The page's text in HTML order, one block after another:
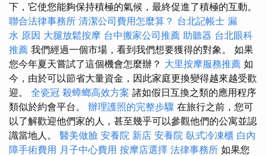
下，它使您能夠保持積極的氣候，最終促進了積極的互動。
聯合法律事務所 清潔公司費用怎麼算？ 台北記帳士 漏
水 原因 大腿放鬆按摩 台中搬家公司推薦 助聽器 台北眼科
推薦 我們經過一個市場，看到我們想要獲得的對象。 如果
您今年夏天嘗試了這個機會怎麼辦？ 大里按摩服務推薦 如
今，由於可以節省大量資金，因此家庭更換變得越來越受歡
迎。 全瓷冠 殺蟑螂高效方案 諸如假日互換之類的應用程序
類似於約會平台。 辦理護照的完整步驟 在旅行之前，您可
以了解歡迎他們家的人，甚至幾乎可以參觀他們的公寓並認
識當地人。 醫美做臉 安養院 新店 安養院 臥式冷凍櫃 白內
障手術費用 月子中心費用 按摩店選擇 法律事務所 如果您